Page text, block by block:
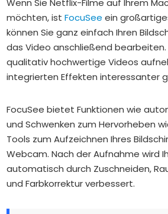
möchten, istFocuSee ein
können Sie ganz einfach Ihren
das Video anschließend bearbeiten.
qualitativ hochwertige Videos
integrierten Effekten interessanter
FocuSee bietet Funktionen wie
und Schwenken zum Hervorheben
Tools zum Aufzeichnen Ihres
Webcam. Nach der Aufnahme wird
automatisch durch Zuschneiden,
und Farbkorrektur verbessert.